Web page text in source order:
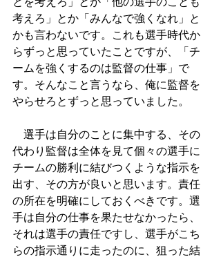
考えろ」とか「みんなで強くなれ」と
かも言わないです。これも選手時代か
らずっと思っていたことですが、「チ
ームを強くするのは監督の仕事」で
す。そんなこと言うなら、俺に監督を
やらせろとずっと思っていました。
選手は自分のことに集中する、その
代わり監督は全体を見て個々の選手に
チームの勝利に結びつくような指示を
出す、その方が良いと思います。責任
の所在を明確にしておくべきです。選
手は自分の仕事を果たせなかったら、
それは選手の責任ですし、選手がこち
らの指示通りに走ったのに、狙った結